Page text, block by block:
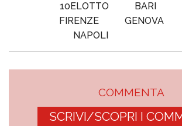
10ELOTTO
BARI
FIRENZE
GENOVA
NAPOLI
COMMENTA
SCRIVI/SCOPRI I